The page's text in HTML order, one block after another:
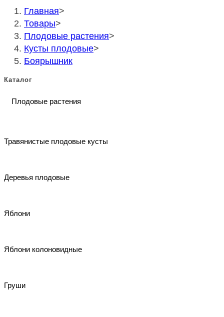
Главная>
Товары>
Плодовые растения>
Кусты плодовые>
Боярышник
Каталог
Плодовые растения
Травянистые плодовые кусты
Деревья плодовые
Яблони
Яблони колоновидные
Груши